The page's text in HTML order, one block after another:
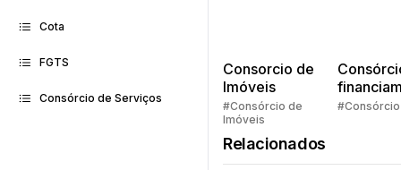
Cota
FGTS
Consórcio de Serviços
Consorcio de
Imóveis
#Consórcio de
Imóveis
Quem
#Consórcio
Relacionados